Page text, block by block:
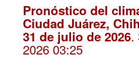
Pronóstico del
Ciudad Juárez,
31 de julio de 2026.
2026 03:25